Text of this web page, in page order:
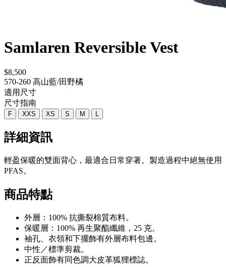
Samlaren Reversible Vest
$8,500
570-260 高山藍/田野橘
適用尺寸
尺寸指南
F XXS XS S M
詳細資訊
輕盈保暖的雙面背心，最適合日常穿著。製造過程中絕無使用
PFAS。
商品特點
外層：100% 抗撕裂棉質布料。
保暖層：100% 再生聚酯纖維，25 克。
袖孔、衣領和下擺飾有外層布料包邊。
中性／標準剪裁。
正反面飾有同色調大皮革狐狸標誌。